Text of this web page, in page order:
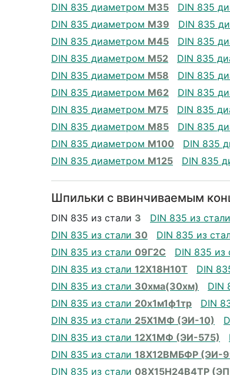
DIN 835 диаметром М35 DIN 835
DIN 835 диаметром М39 DIN 835
DIN 835 диаметром М45 DIN 835
DIN 835 диаметром М52 DIN 835
DIN 835 диаметром М58 DIN 835
DIN 835 диаметром М62 DIN 835
DIN 835 диаметром М75 DIN 835
DIN 835 диаметром М85 DIN 835
DIN 835 диаметром М100 DIN 835
DIN 835 диаметром М125 DIN 835
Шпильки с ввинчиваемым
DIN 835 из стали 3 DIN 835 из стали
DIN 835 из стали 30 DIN 835 из
DIN 835 из стали 09Г2С DIN 835 из
DIN 835 из стали 12Х18Н10Т DIN
DIN 835 из стали 30хма(30хм) DIN
DIN 835 из стали 20х1м1ф1тр DIN
DIN 835 из стали 25Х1МФ (ЭИ-10)
DIN 835 из стали 12Х1МФ (ЭИ-575)
DIN 835 из стали 18Х12ВМБФР (ЭИ-
DIN 835 из стали 08Х15Н24В4ТР